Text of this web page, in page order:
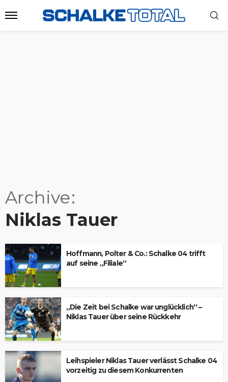
Archive
Niklas Tauer
Hoffmann, Polter & Co.: Schalke 04 trifft
auf seine „Filiale“
„Die Zeit bei Schalke war unglücklich“ –
Niklas Tauer über seine Rückkehr
Leihspieler Niklas Tauer verlässt Schalke 04
vorzeitig zu diesem Konkurrenten